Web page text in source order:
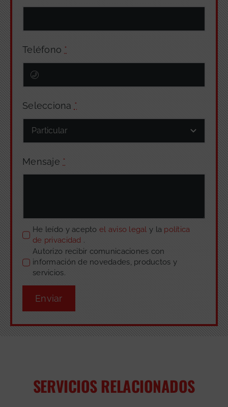
Teléfono *
Selecciona *
Mensaje *
He leído y acepto el aviso legaly la política
de privacidad .
Autorizo recibir comunicaciones con
información de novedades, productos y
servicios.
Enviar
SERVICIOS RELACIONADOS